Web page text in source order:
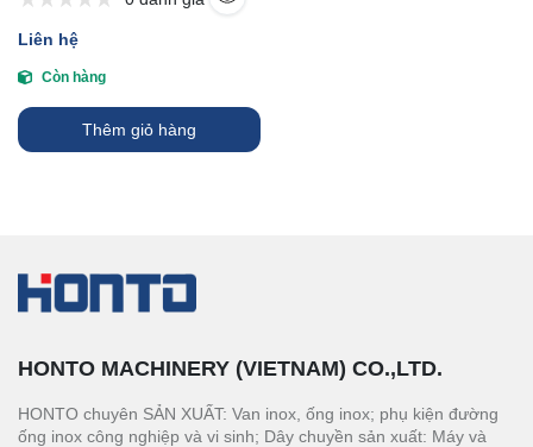
Liên hệ
Còn hàng
Thêm giỏ hàng
HONTO MACHINERY (VIETNAM) CO.,LTD.
HONTO chuyên SẢN XUẤT: Van inox, ống inox; phụ kiện đường
ống inox công nghiệp và vi sinh; Dây chuyền sản xuất: Máy và